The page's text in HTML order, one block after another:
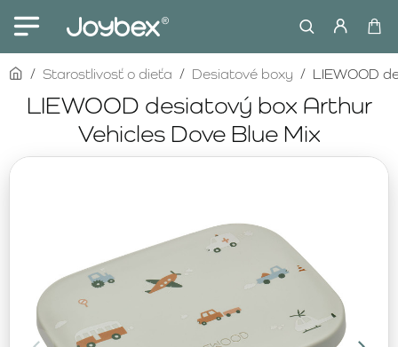
LIEWOOD desiatový box Arthur
Vehicles Dove Blue Mix
homeStarostlivosť o dieťa Desiatové boxy LIEWOOD